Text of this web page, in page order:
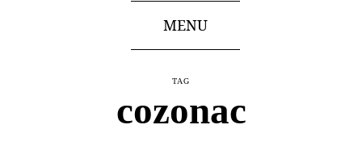
MENU
TAG
cozonac